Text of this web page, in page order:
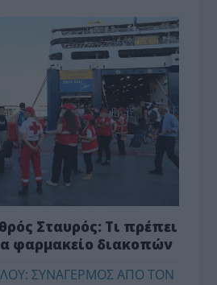
Σταυρός: Τι πρέπει
φαρμακείο διακοπών
ΣΥΝΑΓΕΡΜΟΣ ΑΠΟ ΤΟΝ